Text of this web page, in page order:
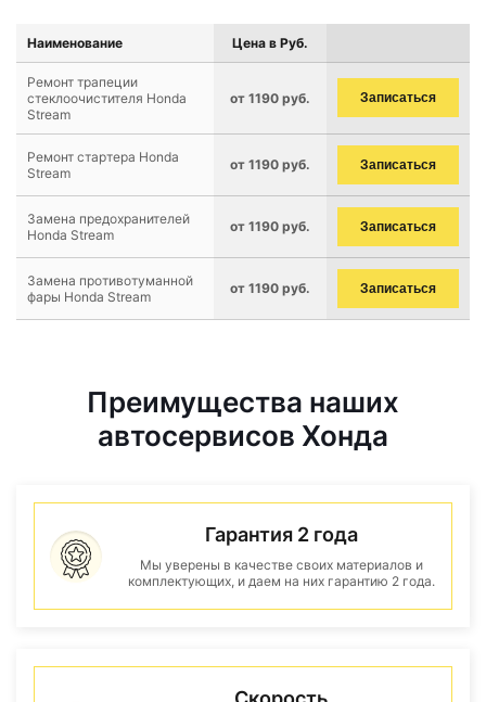
Наименование Цена в Руб.
Ремонт трапеции
стеклоочистителя Honda
Stream
от 1190 руб. Записаться
Ремонт стартера Honda
Stream
от 1190 руб. Записаться
Замена предохранителей
Honda Stream
от 1190 руб. Записаться
Замена противотуманной
фары Honda Stream
от 1190 руб. Записаться
Преимущества наших
автосервисов Хонда
Гарантия 2 года
Мы уверены в качестве своих материалов и
комплектующих, и даем на них гарантию 2 года.